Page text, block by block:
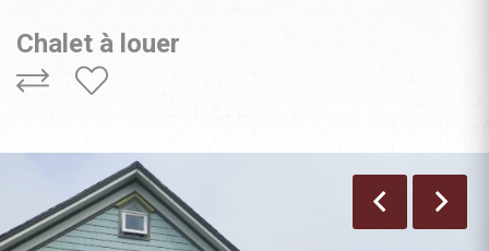
Chalet à louer